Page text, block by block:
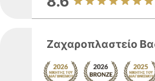
Ζαχαροπλαστείο